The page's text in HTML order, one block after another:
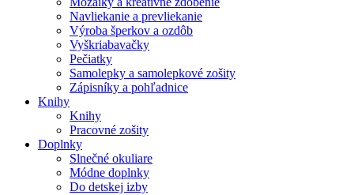
Navliekanie a prevliekanie
Výroba šperkov a ozdôb
Vyškriabavačky
Pečiatky
Samolepky a samolepkové zošity
Zápisníky a pohľadnice
Knihy
Knihy
Pracovné zošity
Doplnky
Slnečné okuliare
Módne doplnky
Do detskej izby